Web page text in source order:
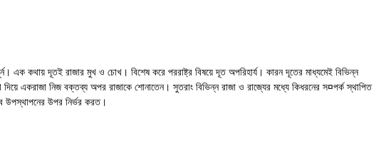
এক কথায় দূতই রাজার মুখ ও চোখ। বিশেষ করে পররাষ্ট্র বিষয়ে দূত অপরিহার্য। কারন দূতের মাধ্যমেই বিভিন্ন
একরাজা নিজ বক্তব্য অপর রাজাকে শোনাতেন। সুতরাং বিভিন্ন রাজা ও রাজ্যের মধ্যে কিধরনের স¤পর্ক স্থাপিত
উপর নির্ভর করত।